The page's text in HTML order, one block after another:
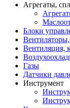
Агрегаты,
Блоки
Вентиляторы,
Вентиляция,
Газы
Датчики
Инструмент